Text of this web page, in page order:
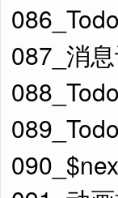
087_消